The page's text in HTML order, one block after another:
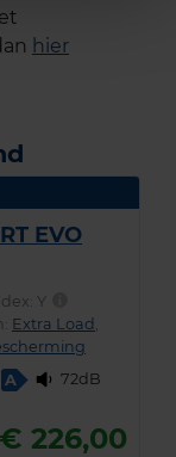
hier
EVO
Y
Extra Load
A 72dB
€ 226,00